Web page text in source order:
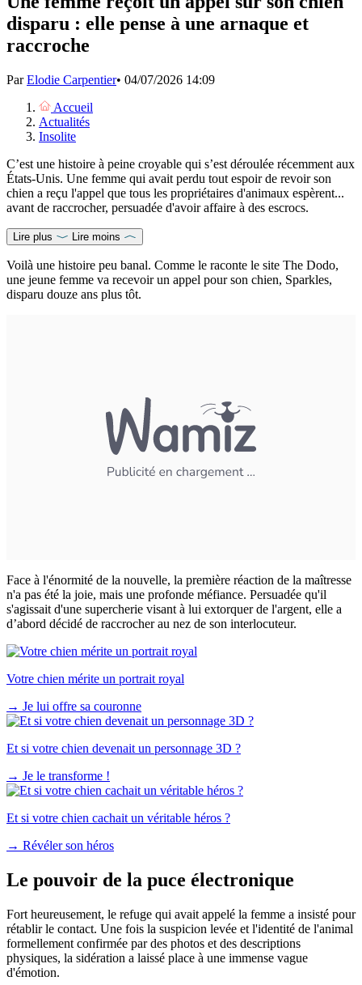
disparu : elle pense à une arnaque et
raccroche
ParElodie Carpentier• 04/07/2026 14:09
Accueil
Actualités
Insolite
C’est une histoire à peine croyable qui s’est déroulée récemment aux
États-Unis. Une femme qui avait perdu tout espoir de revoir son
chien a reçu l'appel que tous les propriétaires d'animaux espèrent...
avant de raccrocher, persuadée d'avoir affaire à des escrocs.
Lire plus Lire moins
Voilà une histoire peu banal. Comme le raconte le site The Dodo,
une jeune femme va recevoir un appel pour son chien, Sparkles,
disparu douze ans plus tôt.
Face à l'énormité de la nouvelle, la première réaction de la maîtresse
n'a pas été la joie, mais une profonde méfiance. Persuadée qu'il
s'agissait d'une supercherie visant à lui extorquer de l'argent, elle a
d’abord décidé de raccrocher au nez de son interlocuteur.
Votre chien mérite un portrait royal
→ Je lui offre sa couronne
Et si votre chien devenait un personnage 3D ?
→ Je le transforme !
Et si votre chien cachait un véritable héros ?
→ Révéler son héros
Le pouvoir de la puce électronique
Fort heureusement, le refuge qui avait appelé la femme a insisté pour
rétablir le contact. Une fois la suspicion levée et l'identité de l'animal
formellement confirmée par des photos et des descriptions
physiques, la sidération a laissé place à une immense vague
d'émotion.